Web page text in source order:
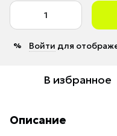
% Войти для
В избранное
Описание